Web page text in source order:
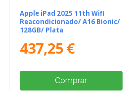
Apple iPad 2025 11th Wifi
Reacondicionado/ A16 Bionic/
128GB/ Plata
437,25 €
Comprar